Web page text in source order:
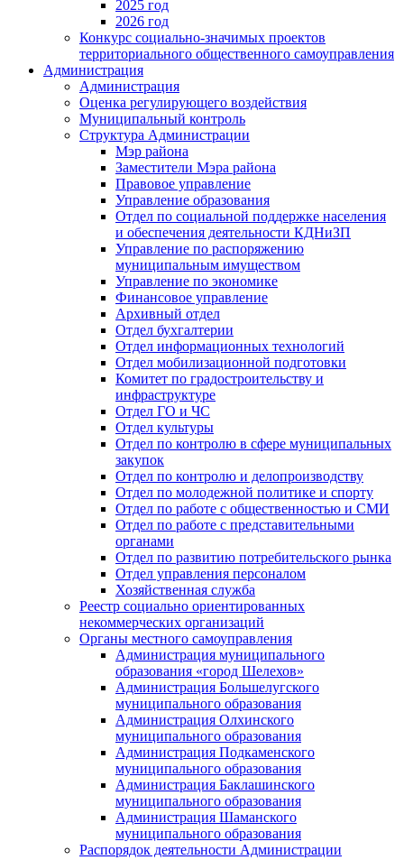
2025 год
2026 год
Конкурс социально-значимых проектов
территориального общественного самоуправления
Администрация
Администрация
Оценка регулирующего воздействия
Муниципальный контроль
Структура Администрации
Мэр района
Заместители Мэра района
Правовое управление
Управление образования
Отдел по социальной поддержке населения
и обеспечения деятельности КДНиЗП
Управление по распоряжению
муниципальным имуществом
Управление по экономике
Финансовое управление
Архивный отдел
Отдел бухгалтерии
Отдел информационных технологий
Отдел мобилизационной подготовки
Комитет по градостроительству и
инфраструктуре
Отдел ГО и ЧС
Отдел культуры
Отдел по контролю в сфере муниципальных
закупок
Отдел по контролю и делопроизводству
Отдел по молодежной политике и спорту
Отдел по работе с общественностью и СМИ
Отдел по работе с представительными
органами
Отдел по развитию потребительского рынка
Отдел управления персоналом
Хозяйственная служба
Реестр социально ориентированных
некоммерческих организаций
Органы местного самоуправления
Администрация муниципального
образования «город Шелехов»
Администрация Большелугского
муниципального образования
Администрация Олхинского
муниципального образования
Администрация Подкаменского
муниципального образования
Администрация Баклашинского
муниципального образования
Администрация Шаманского
муниципального образования
Распорядок деятельности Администрации